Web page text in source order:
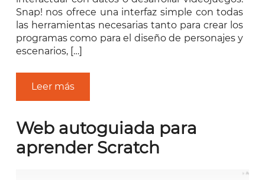
Snap! nos ofrece una interfaz simple con todas
las herramientas necesarias tanto para crear los
programas como para el diseño de personajes y
escenarios, […]
Leer más
Web autoguiada para
aprender Scratch